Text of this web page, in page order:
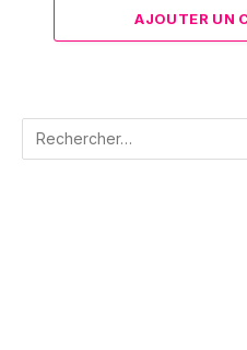
AJOUTER UN